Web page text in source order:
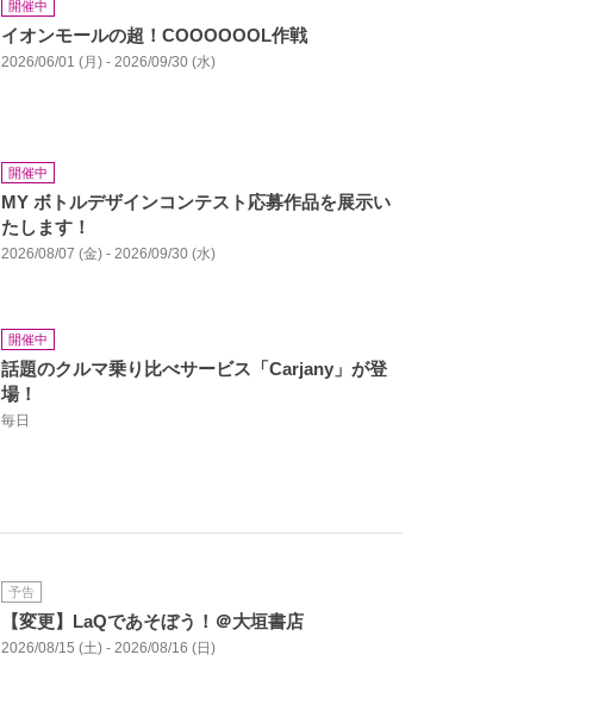
開催中
イオンモールの超！COOOOOOL作戦
2026/06/01 (月) - 2026/09/30 (水)
開催中
MY ボトルデザインコンテスト応募作品を展⽰い
たします！
2026/08/07 (金) - 2026/09/30 (水)
開催中
話題のクルマ乗り比べサービス「Carjany」が登
場！
毎日
予告
【変更】LaQであそぼう！＠大垣書店
2026/08/15 (土) - 2026/08/16 (日)